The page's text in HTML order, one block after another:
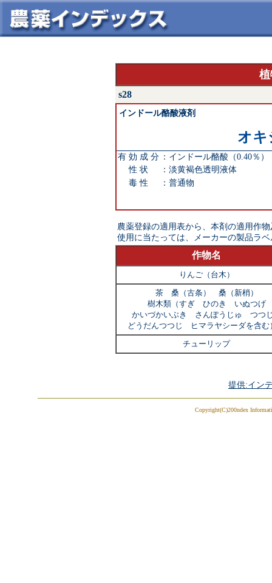
s28
インドール酪酸液剤
オキ
有 効 成 分 ： インドール酪酸（0.40％）
性 状
： 淡黄褐色透明液体
毒 性
： 普通物
農薬登録の適用表から、本剤の適用作
使用に当たっては、メーカーの製品ラ
作物名
りんご（台木）
茶 桑（古条） 桑（新梢）
樹木類（すぎ ひのき いぬつげ
かいづかいぶき さんぽうじゅ つつ
どうだんつつじ ヒマラヤシーダを含
チューリップ
提供:イン
Copyright(C)200ndex